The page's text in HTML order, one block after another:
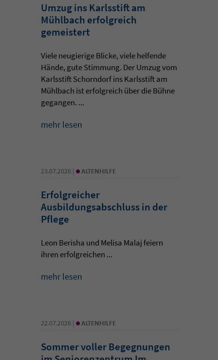
Umzug ins Karlsstift am
Mühlbach erfolgreich
gemeistert
Viele neugierige Blicke, viele helfende
Hände, gute Stimmung. Der Umzug vom
Karlsstift Schorndorf ins Karlsstift am
Mühlbach ist erfolgreich über die Bühne
gegangen. ...
mehr lesen
23.07.2026 | • ALTENHILFE
Erfolgreicher
Ausbildungsabschluss in der
Pflege
Leon Berisha und Melisa Malaj feiern
ihren erfolgreichen ...
mehr lesen
22.07.2026 | • ALTENHILFE
Sommer voller Begegnungen